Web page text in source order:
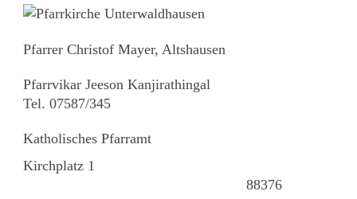
Pfarrer Christof Mayer, Altshausen
Pfarrvikar Jeeson Kanjirathingal
Tel. 07587/345
Katholisches Pfarramt
Kirchplatz 1
88376